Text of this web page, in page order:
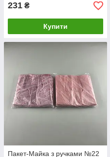
231 ₴
Купити
Пакет-Майка з ручками №22